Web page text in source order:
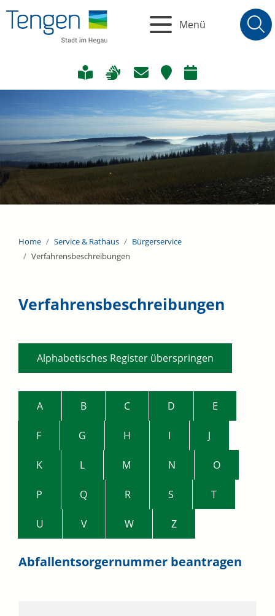
Menü
Home Service & Rathaus
Bürgerservice
Verfahrensbeschreibungen
Verfahrensbeschreibungen
Alphabetisches Register überspringen
A B C D E
F G H I J
K L M N O
P Q R S T
U V W Z
Abfallentsorgernummer beantragen